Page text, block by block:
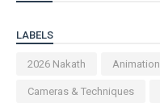
LABELS
2026 Nakath Animation
Cameras & Techniques